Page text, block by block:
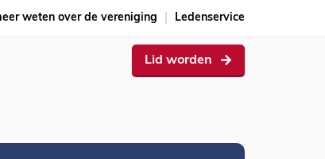
weten over de vereniging Ledenservice
Lid worden